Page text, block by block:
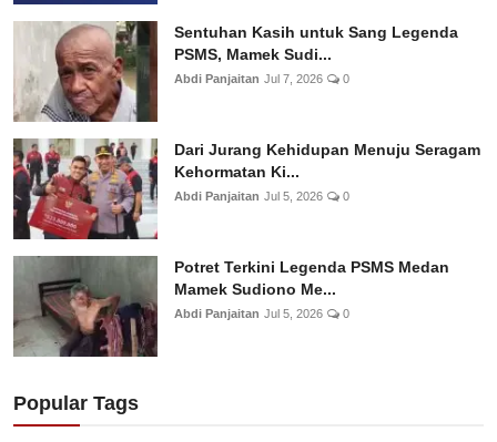
Sentuhan Kasih untuk Sang Legenda
PSMS, Mamek Sudi...
Abdi Panjaitan Jul 7, 2026 0
Dari Jurang Kehidupan Menuju Seragam
Kehormatan Ki...
Abdi Panjaitan Jul 5, 2026 0
Potret Terkini Legenda PSMS Medan
Mamek Sudiono Me...
Abdi Panjaitan Jul 5, 2026 0
Popular Tags